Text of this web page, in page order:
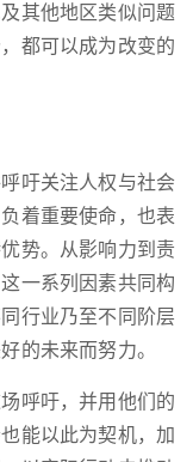
其他地区类似问题
都可以成为改变的
吁关注人权与社会
着重要使命，也表
势。从影响力到责
一系列因素共同构
行业乃至不同阶层
的未来而努力。
呼吁，并用他们的
能以此为契机，加